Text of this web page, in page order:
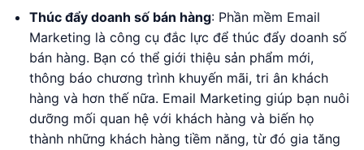
Thúc đẩy doanh số bán hàng: Phần mềm Email
Marketing là công cụ đắc lực để thúc đẩy doanh số
bán hàng. Bạn có thể giới thiệu sản phẩm mới,
thông báo chương trình khuyến mãi, tri ân khách
hàng và hơn thế nữa. Email Marketing giúp bạn nuôi
dưỡng mối quan hệ với khách hàng và biến họ
thành những khách hàng tiềm năng, từ đó gia tăng